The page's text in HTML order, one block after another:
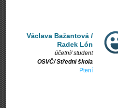
Václava Bažantová /
Radek Lón
účetní/ student
OSVČ/ Střední škola
Ptení